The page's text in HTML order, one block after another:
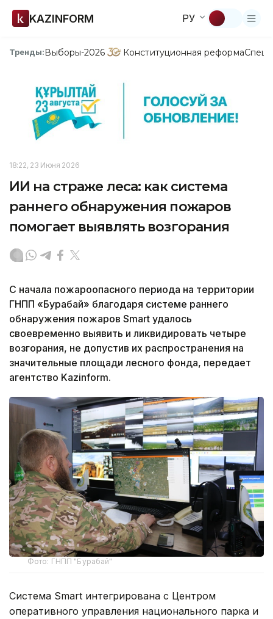
KAZINFORM РУ
Тренды:Выборы-2026 Конституционная реформа
18:22, 23 Июня 2026
ИИ на страже леса: как система
раннего обнаружения пожаров
помогает выявлять возгорания
С начала пожароопасного периода на территории
ГНПП «Бурабай» благодаря системе раннего
обнаружения пожаров Smart удалось
своевременно выявить и ликвидировать четыре
возгорания, не допустив их распространения на
значительные площади лесного фонда, передает
агентство Kazinform.
Фото: ГНПП "Бурабай"
Система Smart интегрирована с Центром
оперативного управления национального парка и